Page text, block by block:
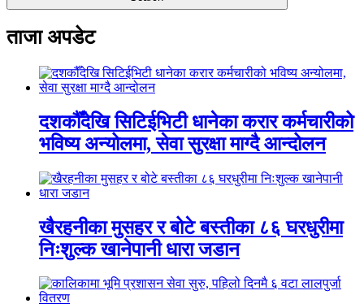
ताजा अपडेट
दशकौँदेखि सिटिईभिटी धानेका करार कर्मचारीको
भविष्य अन्योलमा, सेवा सुरक्षा माग्दै आन्दोलन
खैरहनीका मुसहर र बोटे बस्तीका ८६ घरधुरीमा
निःशुल्क खानेपानी धारा जडान